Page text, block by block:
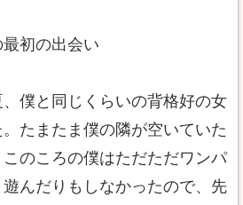
初の出会い
僕と同じくらいの背格好の女
たまたま僕の隣が空いていた
のころの僕はただただワンパ
んだりもしなかったので、先